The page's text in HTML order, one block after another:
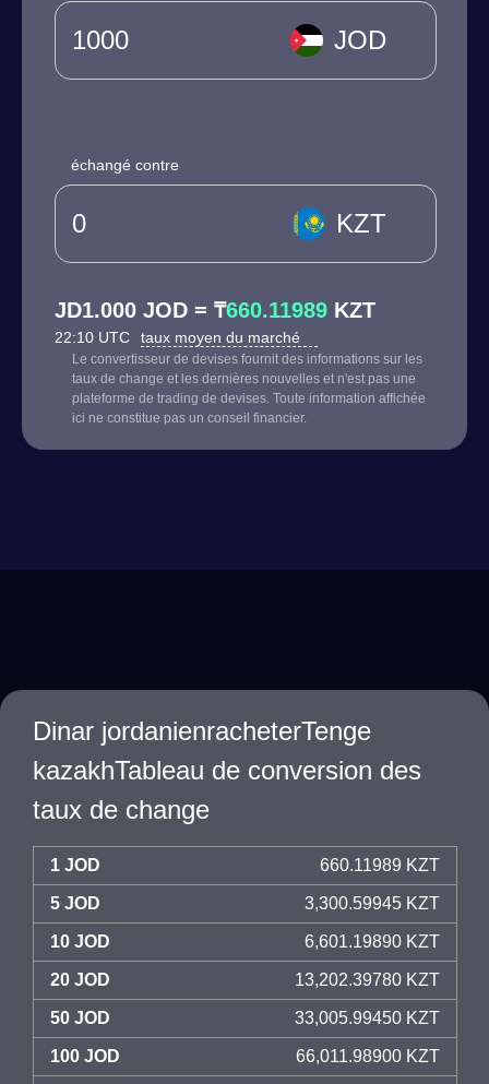
JOD
échangé contre
KZT
JD1.000 JOD = ₸660.11989 KZT
22:10 UTC taux moyen du marché
Le convertisseur de devises fournit des informations sur les
taux de change et les dernières nouvelles et n'est pas une
plateforme de trading de devises. Toute information affichée
ici ne constitue pas un conseil financier.
Dinar jordanienracheterTenge
kazakhTableau de conversion des
taux de change
1 JOD 660.11989 KZT
5 JOD 3,300.59945 KZT
10 JOD 6,601.19890 KZT
20 JOD 13,202.39780 KZT
50 JOD 33,005.99450 KZT
100 JOD 66,011.98900 KZT